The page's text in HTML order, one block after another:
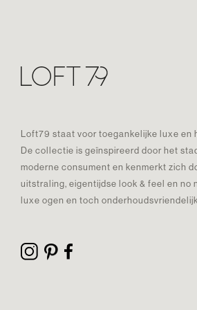
Loft79 staat voor toegankelijke luxe en
De collectie is geïnspireerd door het
moderne consument en kenmerkt zich
uitstraling, eigentijdse look & feel en no
luxe ogen en toch